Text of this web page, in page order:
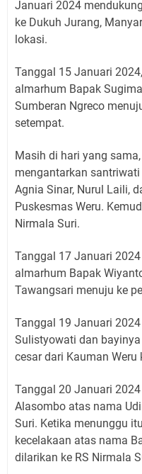
Januari 2024
ke Dukuh Jurang,
lokasi.
Tanggal 15 Januari
almarhum Bapak
Sumberan Ngreco
setempat.
Masih di hari yang
mengantarkan
Agnia Sinar, Nurul Laili,
Puskesmas Weru.
Nirmala Suri.
Tanggal 17 Januari
almarhum Bapak
Tawangsari menuju ke
Tanggal 19 Januari
Sulistyowati dan
cesar dari Kauman Weru
Tanggal 20 Januari
Alasombo atas nama
Suri. Ketika menunggu
kecelakaan atas nama
dilarikan ke RS Nirmala